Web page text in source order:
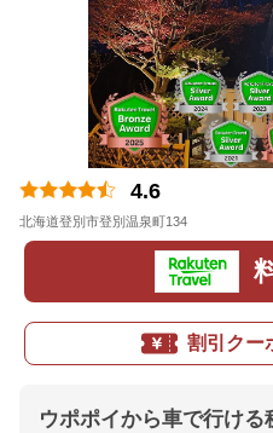
4.6
北海道登別市登別温泉町134
割引クー
ウポポイから車で行ける